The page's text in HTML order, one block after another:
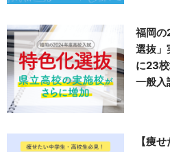
福岡
選抜」
に23
一般入
【痩